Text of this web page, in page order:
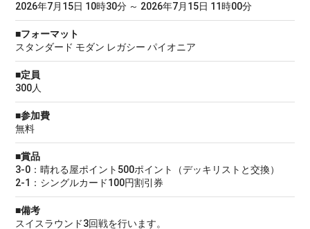
2026年7月15日 10時30分 ～ 2026年7月15日 11時00分
■フォーマット
スタンダード モダン レガシー パイオニア
■定員
300人
■参加費
無料
■賞品
3-0：晴れる屋ポイント500ポイント（デッキリストと交換）
2-1：シングルカード100円割引券
■備考
スイスラウンド3回戦を行います。